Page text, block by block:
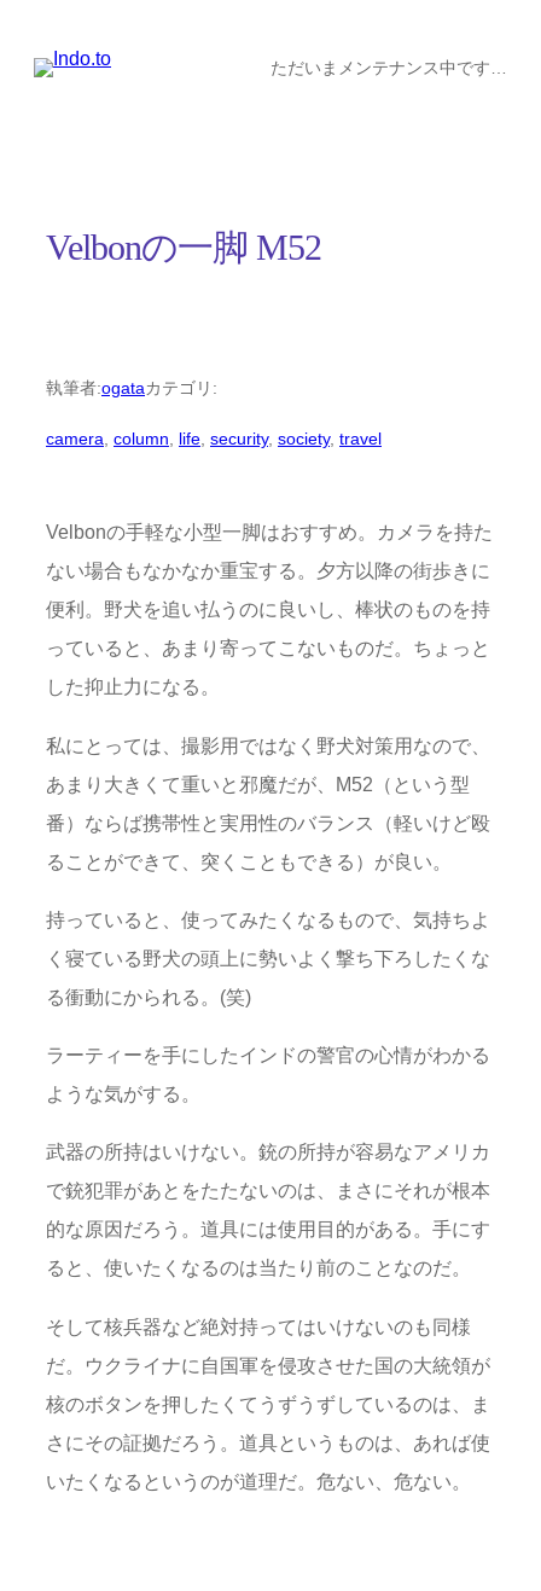
ただいまメンテナンス中です…
Velbonの一脚 M52
執筆者:ogataカテゴリ:
camera column life security, society, travel
Velbonの手軽な小型一脚はおすすめ。カメラを持た
ない場合もなかなか重宝する。夕方以降の街歩きに
便利。野犬を追い払うのに良いし、棒状のものを持
っていると、あまり寄ってこないものだ。ちょっと
した抑止力になる。
私にとっては、撮影用ではなく野犬対策用なので、
あまり大きくて重いと邪魔だが、M52（という型
番）ならば携帯性と実用性のバランス（軽いけど殴
ることができて、突くこともできる）が良い。
持っていると、使ってみたくなるもので、気持ちよ
く寝ている野犬の頭上に勢いよく撃ち下ろしたくな
る衝動にかられる。(笑)
ラーティーを手にしたインドの警官の心情がわかる
ような気がする。
武器の所持はいけない。銃の所持が容易なアメリカ
で銃犯罪があとをたたないのは、まさにそれが根本
的な原因だろう。道具には使用目的がある。手にす
ると、使いたくなるのは当たり前のことなのだ。
そして核兵器など絶対持ってはいけないのも同様
だ。ウクライナに自国軍を侵攻させた国の大統領が
核のボタンを押したくてうずうずしているのは、ま
さにその証拠だろう。道具というものは、あれば使
いたくなるというのが道理だ。危ない、危ない。